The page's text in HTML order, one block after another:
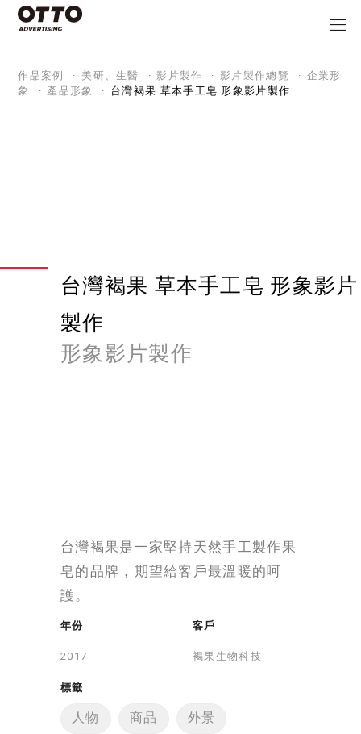
作品案例 美研、生醫 影片製作 影片製作總覽
企業形
象
產品形象 台灣褐果 草本手工皂 形象影片製作
台灣褐果 草本手工皂 形象影片
製作
形象影片製作
台灣褐果是一家堅持天然手工製作果
皂的品牌，期望給客戶最溫暖的呵
護。
年份 客戶
褐果生物科技
標籤
人物 商品 外景